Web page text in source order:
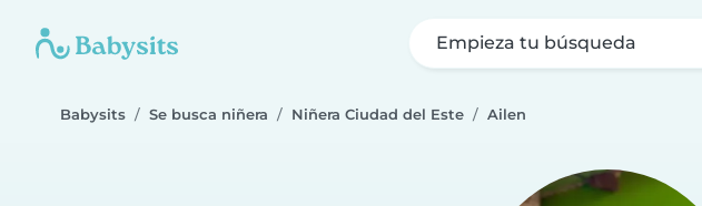
Empieza tu búsqueda
Babysits Se busca niñera Niñera Ciudad del Este Ailen